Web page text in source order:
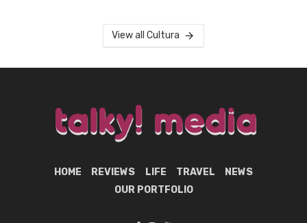
View all Cultura
HOME REVIEWS LIFE TRAVEL
NEWS
OUR PORTFOLIO